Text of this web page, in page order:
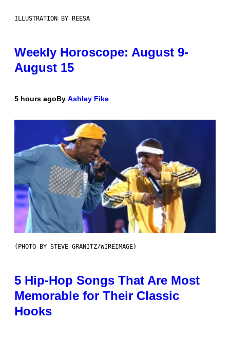
ILLUSTRATION BY REESA
Weekly Horoscope: August 9-
August 15
5 hours agoBy Ashley Fike
(PHOTO BY STEVE GRANITZ/WIREIMAGE)
5 Hip-Hop Songs That Are Most
Memorable for Their Classic
Hooks